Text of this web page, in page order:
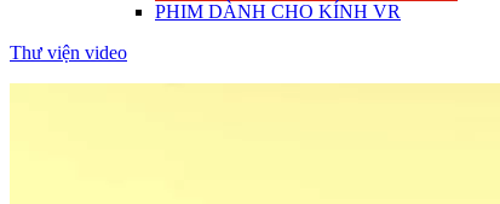
PHIM DÀNH CHO KÍNH VR
Thư viện video